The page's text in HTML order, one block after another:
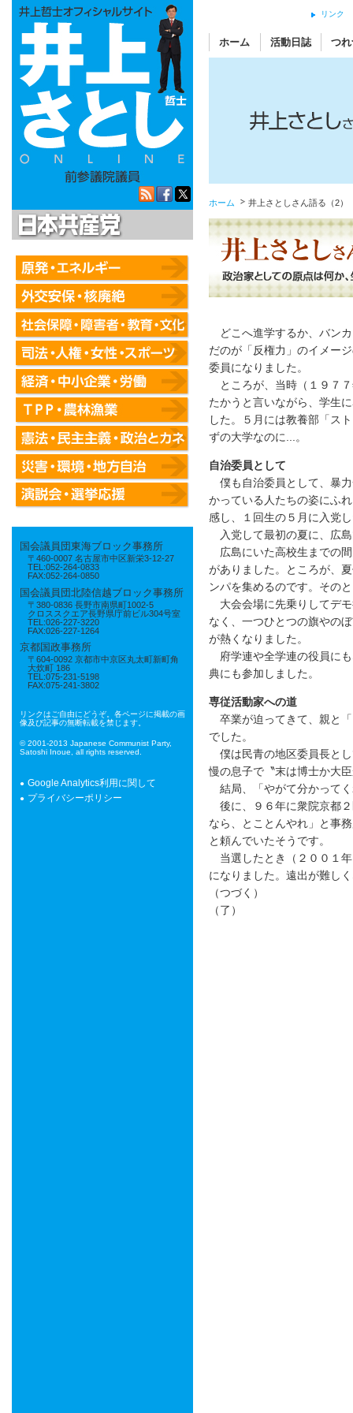
国会議員団東海ブロック事務所
〒460-0007 名古屋市中区新栄3-12-27
TEL:052-264-0833
FAX:052-264-0850
国会議員団北陸信越ブロック事務所
〒380-0836 長野市南県町1002-5
クロススクエア長野県庁前ビル304号室
TEL:026-227-3220
FAX:026-227-1264
京都国政事務所
〒604-0092 京都市中京区丸太町新町角
大炊町 186
TEL:075-231-5198
FAX:075-241-3802
リンクはご自由にどうぞ。各ページに掲載の画
像及び記事の無断転載を禁じます。
© 2001-2013 Japanese Communist Party,
Satoshi Inoue, all rights reserved.
Google Analytics利用に関して
プライバシーポリシー
リンク
ホーム 活動日誌 つ
ホーム 井上さとしさん語る（2）
どこへ進学するか、バン
だのが「反権力」のイメー
委員になりました。
ところが、当時（１９７
たかうと言いながら、学生
した。５月には教養部「ス
ずの大学なのに...。
自治委員として
僕も自治委員として、暴
かっている人たちの姿にふ
感し、１回生の５月に入党
入党して最初の夏に、広
広島にいた高校生までの
がありました。ところが、
ンパを集めるのです。その
大会会場に先乗りしてデ
なく、一つひとつの旗やの
が熱くなりました。
府学連や全学連の役員に
典にも参加しました。
専従活動家への道
卒業が迫ってきて、親と
でした。
僕は民青の地区委員長と
慢の息子で〝末は博士か大
結局、「やがて分かって
後に、９６年に衆院京都
なら、とことんやれ」と事
と頼んでいたそうです。
当選したとき（２００１
になりました。遠出が難し
（つづく）
（了）